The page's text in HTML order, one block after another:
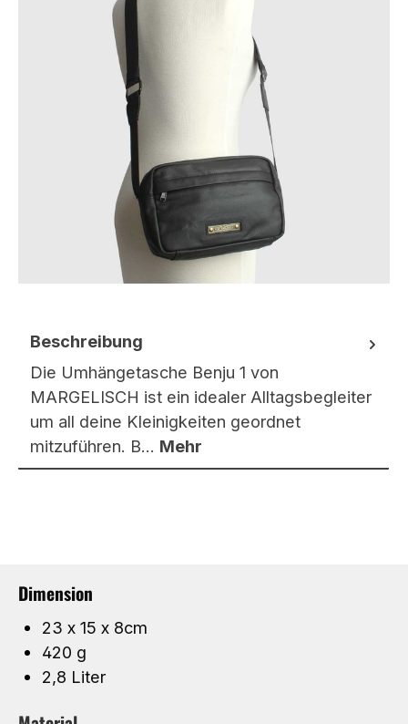
Beschreibung
Die Umhängetasche Benju 1 von
MARGELISCH ist ein idealer Alltagsbegleiter
um all deine Kleinigkeiten geordnet
mitzuführen. B… Mehr
Dimension
23 x 15 x 8cm
420 g
2,8 Liter